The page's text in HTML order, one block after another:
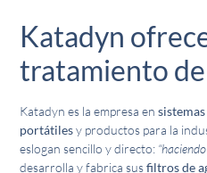
Katadyn
tratamiento de
Katadyn es la empresa en
portátilesy productos para la
eslogan sencillo y directo:
desarrolla y fabrica susfiltros de